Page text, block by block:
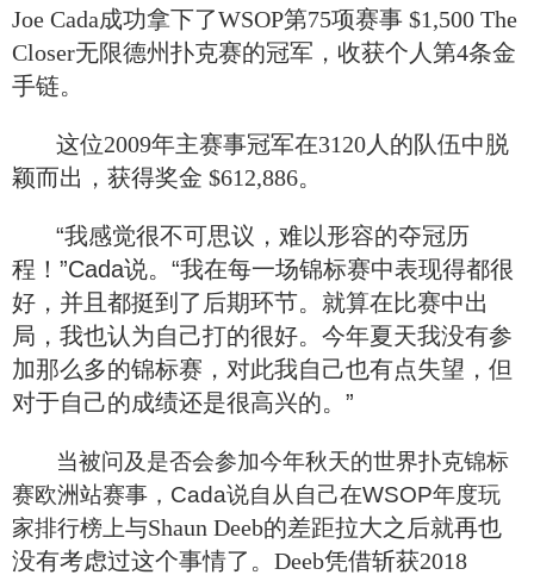
Joe Cada成功拿下了WSOP第75项赛事 $1,500 The
Closer无限德州扑克赛的冠军，收获个人第4条金
手链。
这位2009年主赛事冠军在3120人的队伍中脱
颖而出，获得奖金 $612,886。
“我感觉很不可思议，难以形容的夺冠历
程！”Cada说。“我在每一场锦标赛中表现得都很
好，并且都挺到了后期环节。就算在比赛中出
局，我也认为自己打的很好。今年夏天我没有参
加那么多的锦标赛，对此我自己也有点失望，但
对于自己的成绩还是很高兴的。”
当被问及是否会参加今年秋天的世界扑克锦标
赛欧洲站赛事，Cada说自从自己在WSOP年度玩
家排行榜上与Shaun Deeb的差距拉大之后就再也
没有考虑过这个事情了。Deeb凭借斩获2018